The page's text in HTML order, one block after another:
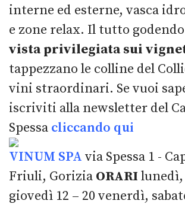
interne ed esterne, vasca
e zone relax. Il tutto
vista privilegiata sui
tappezzano le colline del
vini straordinari. Se vuoi
iscriviti alla newsletter del
Spessa cliccando qui
VINUM SPA via Spessa 1 -
Friuli, Gorizia ORARI
giovedì 12 – 20 venerdì,